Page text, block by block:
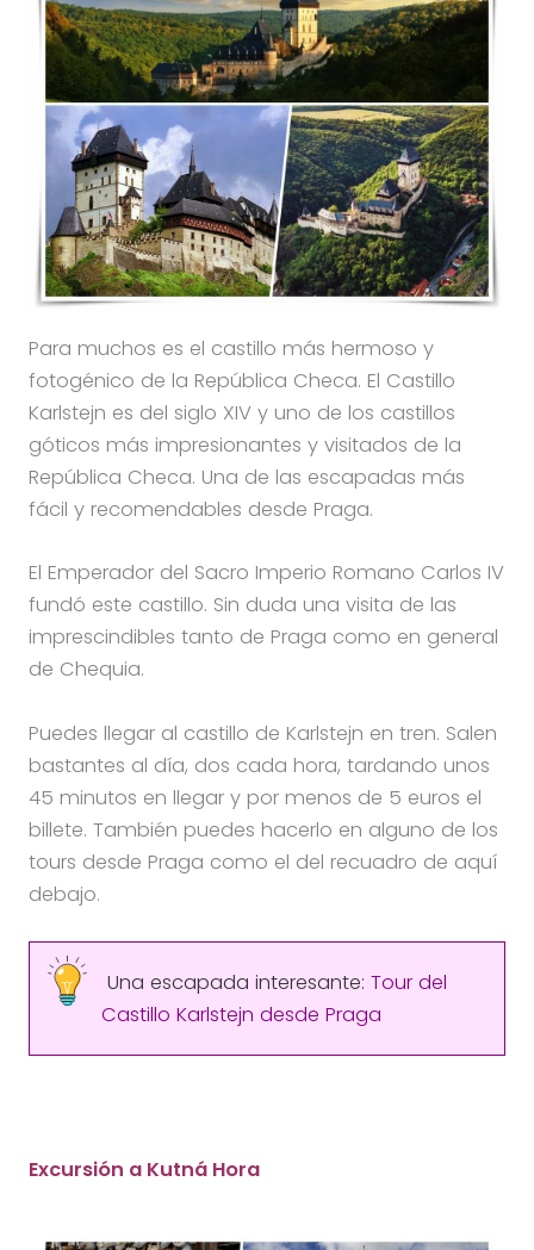
Para muchos es el castillo más hermoso y
fotogénico de la República Checa. El Castillo
Karlstejn es del siglo XIV y uno de los castillos
góticos más impresionantes y visitados de la
República Checa. Una de las escapadas más
fácil y recomendables desde Praga.
El Emperador del Sacro Imperio Romano Carlos IV
fundó este castillo. Sin duda una visita de las
imprescindibles tanto de Praga como en general
de Chequia.
Puedes llegar al castillo de Karlstejn en tren. Salen
bastantes al día, dos cada hora, tardando unos
45 minutos en llegar y por menos de 5 euros el
billete. También puedes hacerlo en alguno de los
tours desde Praga como el del recuadro de aquí
debajo.
Una escapada interesante: Tour del
Castillo Karlstejn desde Praga
Excursión a Kutná Hora